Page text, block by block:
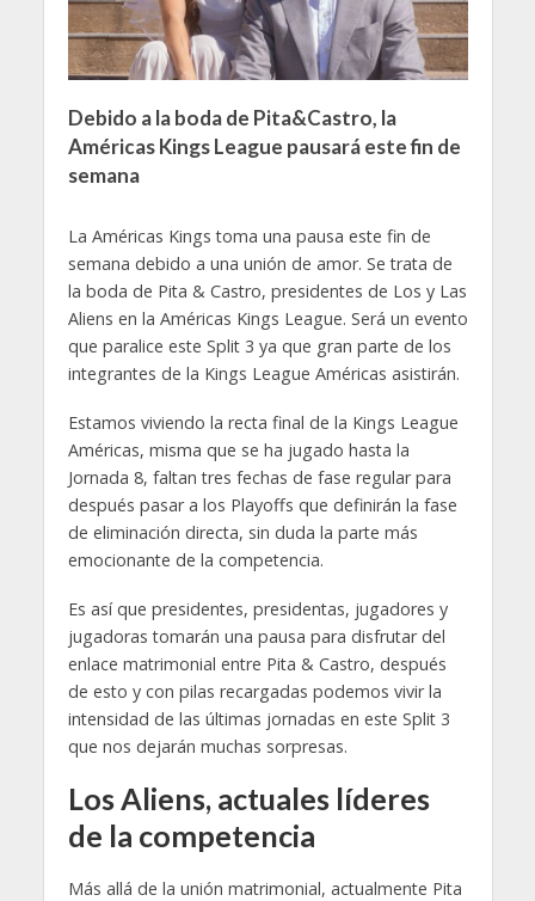
Debido a la boda de Pita&Castro, la
Américas Kings League pausará este fin de
semana
La Américas Kings toma una pausa este fin de
semana debido a una unión de amor. Se trata de
la boda de Pita & Castro, presidentes de Los y Las
Aliens en la Américas Kings League. Será un evento
que paralice este Split 3 ya que gran parte de los
integrantes de la Kings League Américas asistirán.
Estamos viviendo la recta final de la Kings League
Américas, misma que se ha jugado hasta la
Jornada 8, faltan tres fechas de fase regular para
después pasar a los Playoffs que definirán la fase
de eliminación directa, sin duda la parte más
emocionante de la competencia.
Es así que presidentes, presidentas, jugadores y
jugadoras tomarán una pausa para disfrutar del
enlace matrimonial entre Pita & Castro, después
de esto y con pilas recargadas podemos vivir la
intensidad de las últimas jornadas en este Split 3
que nos dejarán muchas sorpresas.
Los Aliens, actuales líderes
de la competencia
Más allá de la unión matrimonial, actualmente Pita